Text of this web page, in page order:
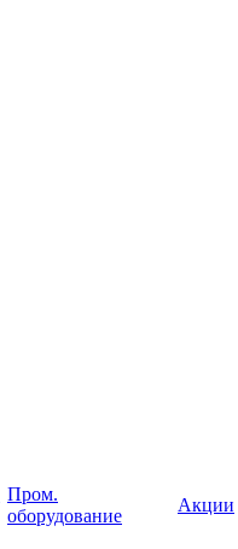
Пром.
оборудование
Акции